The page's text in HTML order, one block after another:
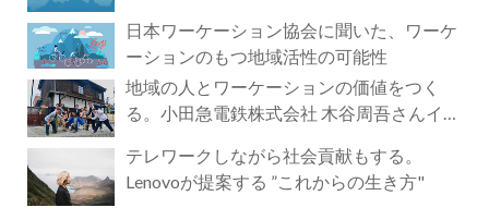
日本ワーケーション協会に聞いた、ワーケ
ーションのもつ地域活性の可能性
地域の人とワーケーションの価値をつく
る。小田急電鉄株式会社 木谷周吾さんイン
テレワークしながら社会貢献もする。
Lenovoが提案する ”これからの生き方"